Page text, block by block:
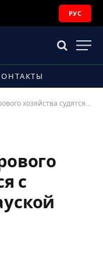
РУС
судятся с акиматом Атырауской области
с